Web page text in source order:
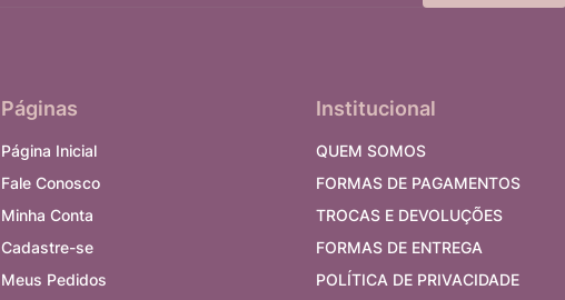
Páginas
Página Inicial
Fale Conosco
Minha Conta
Cadastre-se
Meus Pedidos
Institucional
QUEM SOMOS
FORMAS DE PAGAMENTOS
TROCAS E DEVOLUÇÕES
FORMAS DE ENTREGA
POLÍTICA DE PRIVACIDADE